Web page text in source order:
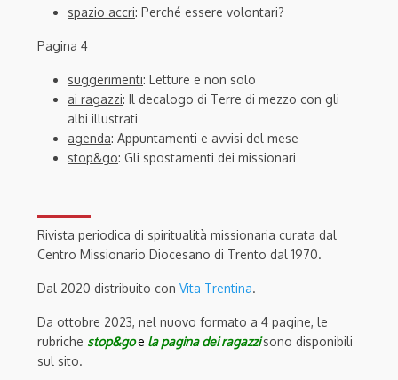
spazio accri: Perché essere volontari?
Pagina 4
suggerimenti: Letture e non solo
ai ragazzi: Il decalogo di Terre di mezzo con gli
albi illustrati
agenda: Appuntamenti e avvisi del mese
stop&go: Gli spostamenti dei missionari
Rivista periodica di spiritualità missionaria curata dal
Centro Missionario Diocesano di Trento dal 1970.
Dal 2020 distribuito con Vita Trentina.
Da ottobre 2023, nel nuovo formato a 4 pagine, le
rubriche stop&goe la pagina dei ragazzisono disponibili
sul sito.